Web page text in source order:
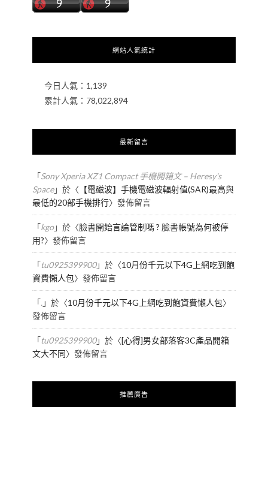
網站人氣統計
今日人氣： 1,139
累計人氣： 78,022,894
最新留言
「Sony Xperia XZ1 Compact 手機開箱文 – Heresy's
Space」於〈 【電磁波】手機電磁波輻射值(SAR)最高與
最低的20部手機排行〉發佈留言
「kgo」於〈臉書開始言論管制嗎 ? 臉書帳號為何被停
用?〉發佈留言
「tu0925399900」於〈10月份千元以下4G上網吃到飽
資費懶人包〉發佈留言
「.」於〈10月份千元以下4G上網吃到飽資費懶人包〉
發佈留言
「tu0925399900」於〈[心得]男女部落客3C產品開箱
文大不同〉發佈留言
推薦廣告